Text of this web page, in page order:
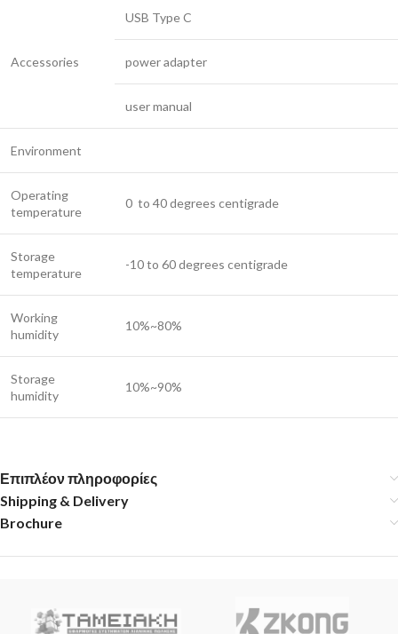
Accessories
USB Type C
power adapter
user manual
Environment
Operating
temperature
0 to 40 degrees centigrade
Storage
temperature
-10 to 60 degrees centigrade
Working
humidity
10%~80%
Storage
humidity
10%~90%
Επιπλέον πληροφορίες
Shipping & Delivery
Brochure